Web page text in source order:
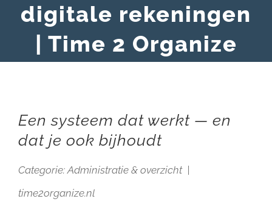
digitale rekeningen
| Time 2 Organize
Een systeem dat werkt — en
dat je ook bijhoudt
Categorie: Administratie & overzicht |
time2organize.nl